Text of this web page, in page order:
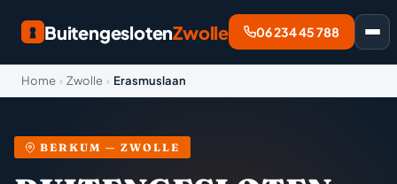
BuitengeslotenZwolle 06 234 45 788
Home › Zwolle › Erasmuslaan
BERKUM — ZWOLLE